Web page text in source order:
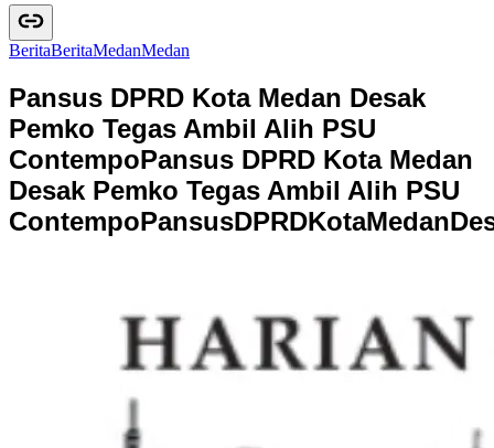
BeritaBeritaMedanMedan
Pansus DPRD Kota Medan Desak
Pemko Tegas Ambil Alih PSU
ContempoPansus DPRD Kota Medan
Desak Pemko Tegas Ambil Alih PSU
ContempoPansusDPRDKotaMedanDe